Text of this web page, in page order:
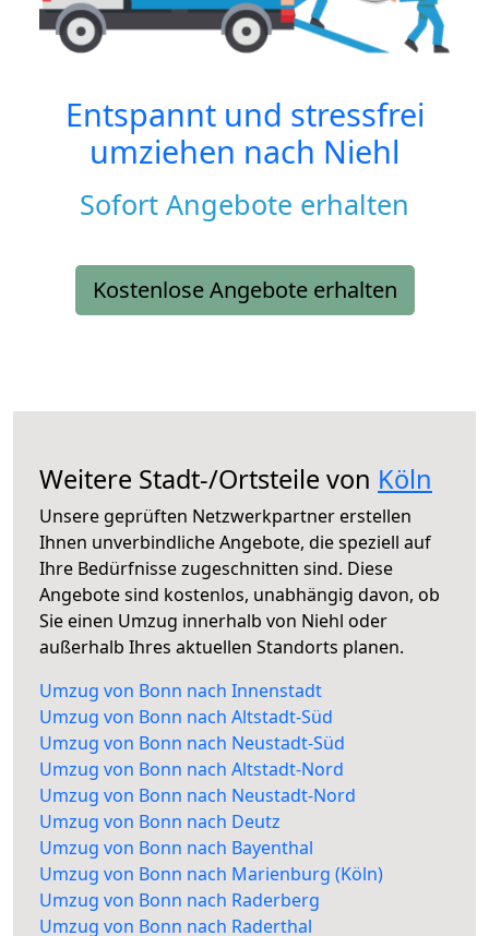
Entspannt und stressfrei
umziehen nach Niehl
Sofort Angebote erhalten
Kostenlose Angebote erhalten
Weitere Stadt-/Ortsteile von Köln
Unsere geprüften Netzwerkpartner erstellen
Ihnen unverbindliche Angebote, die speziell auf
Ihre Bedürfnisse zugeschnitten sind. Diese
Angebote sind kostenlos, unabhängig davon, ob
Sie einen Umzug innerhalb von Niehl oder
außerhalb Ihres aktuellen Standorts planen.
Umzug von Bonn nach Innenstadt
Umzug von Bonn nach Altstadt-Süd
Umzug von Bonn nach Neustadt-Süd
Umzug von Bonn nach Altstadt-Nord
Umzug von Bonn nach Neustadt-Nord
Umzug von Bonn nach Deutz
Umzug von Bonn nach Bayenthal
Umzug von Bonn nach Marienburg (Köln)
Umzug von Bonn nach Raderberg
Umzug von Bonn nach Raderthal